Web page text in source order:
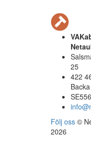
25
422
Följ oss ©
2026